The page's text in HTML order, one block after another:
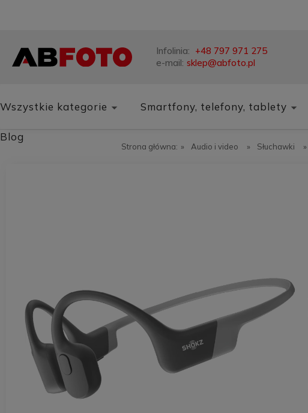
Infolinia: +48 797 971 275
e-mail: sklep@abfoto.pl
Wszystkie kategorie Smartfony, telefony, tablety
Blog
Strona główna: » Audio i video » Słuchawki »